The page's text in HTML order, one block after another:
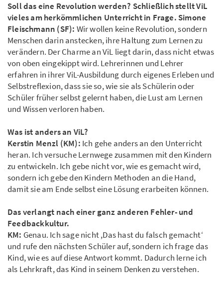
Soll das eine Revolution werden? Schließlich stellt ViL
vieles am herkömmlichen Unterricht in Frage. Simone
Fleischmann (SF): Wir wollen keine Revolution, sondern
Menschen darin anstecken, ihre Haltung zum Lernen zu
verändern. Der Charme an ViL liegt darin, dass nicht etwas
von oben eingekippt wird. Lehrerinnen und Lehrer
erfahren in ihrer ViL-Ausbildung durch eigenes Erleben und
Selbstreflexion, dass sie so, wie sie als Schülerin oder
Schüler früher selbst gelernt haben, die Lust am Lernen
und Wissen verloren haben.
Was ist anders an ViL?
Kerstin Menzl (KM): Ich gehe anders an den Unterricht
heran. Ich versuche Lernwege zusammen mit den Kindern
zu entwickeln. Ich gebe nicht vor, wie es gemacht wird,
sondern ich gebe den Kindern Methoden an die Hand,
damit sie am Ende selbst eine Lösung erarbeiten können.
Das verlangt nach einer ganz anderen Fehler- und
Feedbackkultur.
KM: Genau. Ich sage nicht ,Das hast du falsch gemacht‘
und rufe den nächsten Schüler auf, sondern ich frage das
Kind, wie es auf diese Antwort kommt. Dadurch lerne ich
als Lehrkraft, das Kind in seinem Denken zu verstehen.